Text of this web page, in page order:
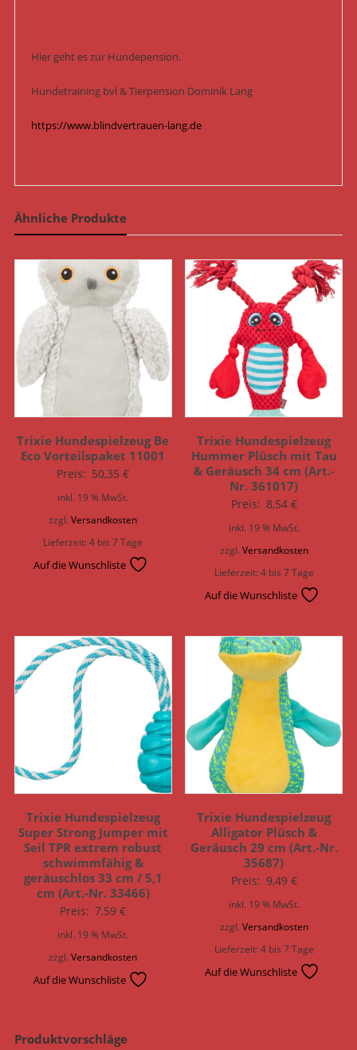
Hier geht es zur Hundepension.
Hundetraining bvl & Tierpension Dominik Lang
https://www.blindvertrauen-lang.de
Ähnliche Produkte
Trixie Hundespielzeug Be
Eco Vorteilspaket 11001
Preis: 50,35€
inkl. 19 % MwSt.
zzgl.Versandkosten
Lieferzeit:4 bis 7 Tage
Auf die Wunschliste
Trixie Hundespielzeug
Hummer Plüsch mit Tau
& Geräusch 34 cm (Art.-
Nr. 361017)
Preis: 8,54 €
inkl. 19 % MwSt.
zzgl. Versandkosten
Lieferzeit:4 bis 7 Tage
Auf die Wunschliste
Trixie Hundespielzeug
Super Strong Jumper mit
Seil TPR extrem robust
schwimmfähig &
geräuschlos 33 cm / 5,1
cm (Art.-Nr. 33466)
Preis: 7,59€
inkl. 19 % MwSt.
zzgl.Versandkosten
Auf die Wunschliste
Trixie Hundespielzeug
Alligator Plüsch &
Geräusch 29 cm (Art.-Nr.
35687)
Preis: 9,49 €
inkl. 19 % MwSt.
zzgl. Versandkosten
Lieferzeit:4 bis 7 Tage
Auf die Wunschliste
Produktvorschläge